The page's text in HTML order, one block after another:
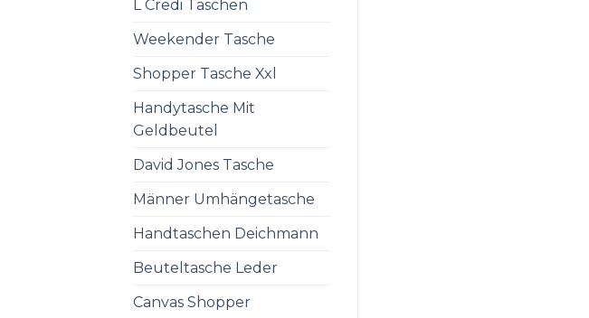
L Credi Taschen
Weekender Tasche
Shopper Tasche Xxl
Handytasche Mit
Geldbeutel
David Jones Tasche
Männer Umhängetasche
Handtaschen Deichmann
Beuteltasche Leder
Canvas Shopper